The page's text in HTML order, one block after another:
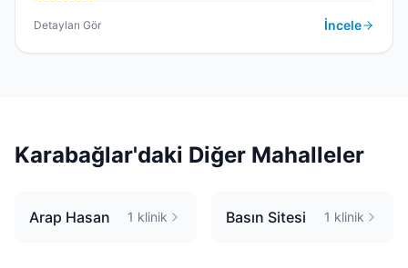
Detayları Gör İncele
Karabağlar'daki Diğer Mahalleler
Arap Hasan 1 klinik Basın Sitesi 1 klinik